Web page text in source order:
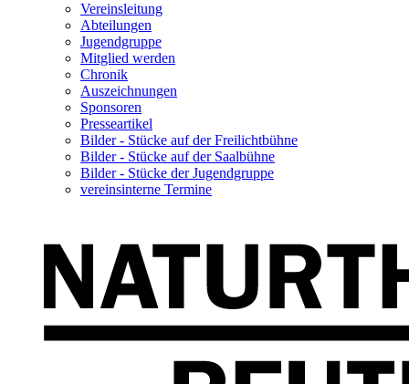
Vereinsleitung
Abteilungen
Jugendgruppe
Mitglied werden
Chronik
Auszeichnungen
Sponsoren
Presseartikel
Bilder - Stücke auf der Freilichtbühne
Bilder - Stücke auf der Saalbühne
Bilder - Stücke der Jugendgruppe
vereinsinterne Termine